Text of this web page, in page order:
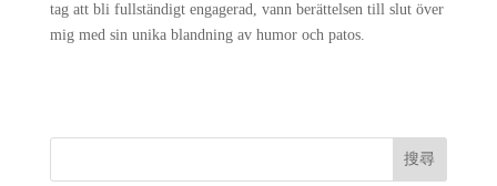
tag att bli fullständigt engagerad, vann berättelsen till slut över
mig med sin unika blandning av humor och patos.
搜尋